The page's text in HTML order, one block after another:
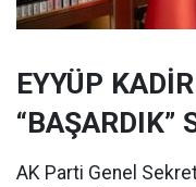
EYYÜP
“BAŞARDIK”
AK Parti Genel